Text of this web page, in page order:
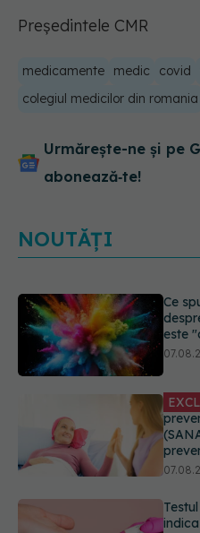
Președintele CMR
medicamente medic covid
colegiul medicilor din romania
Urmărește-ne și pe
abonează‑te!
NOUTĂȚI
Dieta